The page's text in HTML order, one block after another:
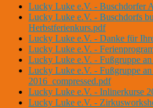
Lucky Luke e.V. - Buschdorfer
Lucky Luke e.V. - Buschdorfs
Herbstferienkurs.pdf
Lucky Luke e.V. - Danke für
Lucky Luke e.V. -
Lucky Luke e.V. - Fußgruppe
Lucky Luke e.V. - Fußgruppe
2016_compressed.pdf
Lucky Luke e.V. - Inlinerkurse
Lucky Luke e.V. -